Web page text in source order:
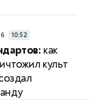
10:52
как
культ